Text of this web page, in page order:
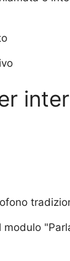
modulo